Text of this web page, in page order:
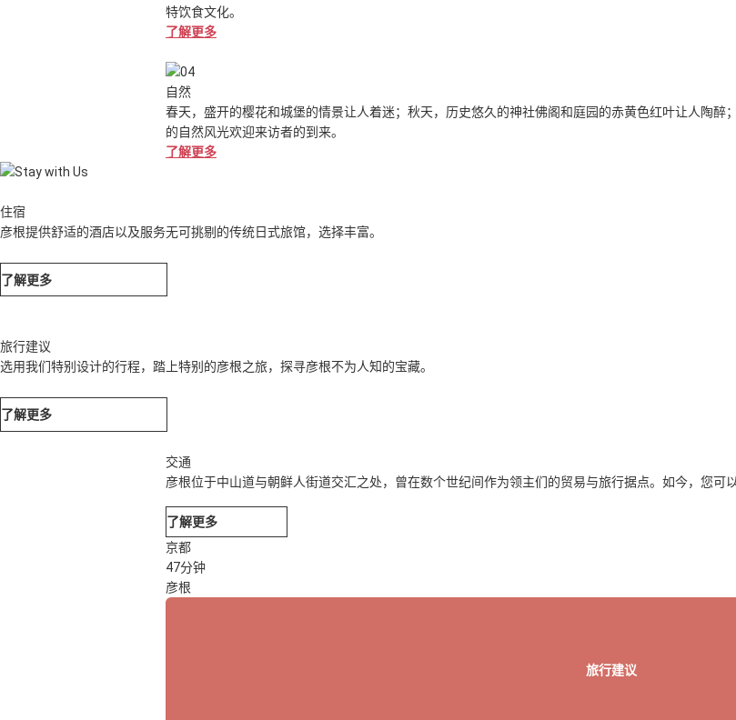
特饮食文化。
了解更多
自然
春天，盛开的樱花和城堡的情景让人着迷；秋天，历史悠久的神社佛阁和庭园的赤黄色红叶让人陶
的自然风光欢迎来访者的到来。
了解更多
住宿
彦根提供舒适的酒店以及服务无可挑剔的传统日式旅馆，选择丰富。
了解更多
旅行建议
选用我们特别设计的行程，踏上特别的彦根之旅，探寻彦根不为人知的宝藏。
了解更多
交通
彦根位于中山道与朝鲜人街道交汇之处，曾在数个世纪间作为领主们的贸易与旅行据点。如今，您可
了解更多
京都
47分钟
彦根
旅行建议